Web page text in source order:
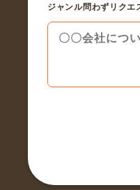
ジャンル問わずリクエ